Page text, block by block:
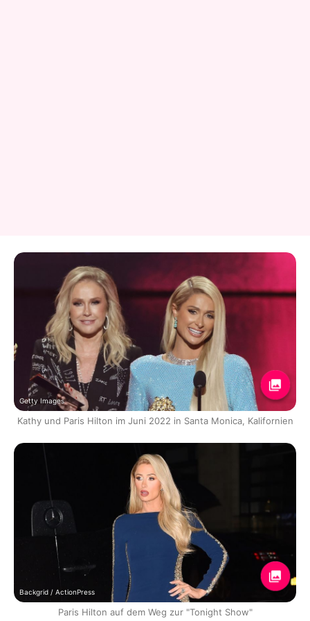
Getty Images
Kathy und Paris Hilton im Juni 2022 in Santa Monica, Kalifornien
Backgrid / ActionPress
Paris Hilton auf dem Weg zur "Tonight Show"